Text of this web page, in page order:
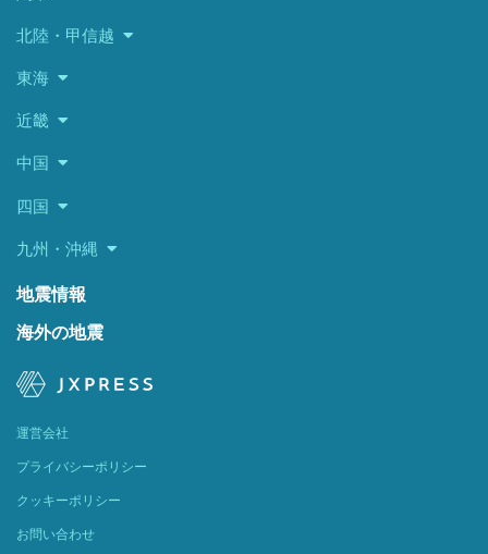
北陸・甲信越
東海
近畿
中国
四国
九州・沖縄
地震情報
海外の地震
運営会社
プライバシーポリシー
クッキーポリシー
お問い合わせ